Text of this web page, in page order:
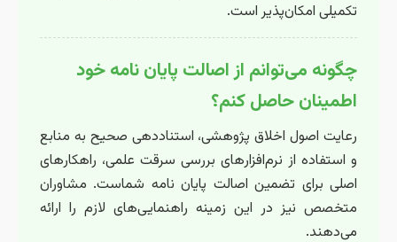
تکمیلی امکان‌پذیر است.
چگونه می‌توانم از اصالت پایان نامه خود
اطمینان حاصل کنم؟
رعایت اصول اخلاق پژوهشی، استناددهی صحیح به منابع
و استفاده از نرم‌افزارهای بررسی سرقت علمی، راهکارهای
اصلی برای تضمین اصالت پایان نامه شماست. مشاوران
متخصص نیز در این زمینه راهنمایی‌های لازم را ارائه
می‌دهند.